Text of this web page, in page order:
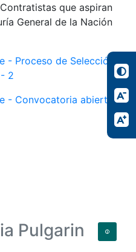
que aspiran
General de la Nación
- Proceso de Selección
2
- Convocatoria abierta
Pulgarin